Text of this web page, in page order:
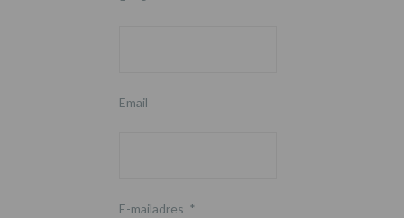
Email
E-mailadres *